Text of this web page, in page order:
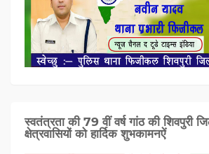
स्वतंत्रता की 79 वीं वर्ष गांठ की शिवपुरी
क्षेत्रवासियों को हार्दिक शुभकामनऐं